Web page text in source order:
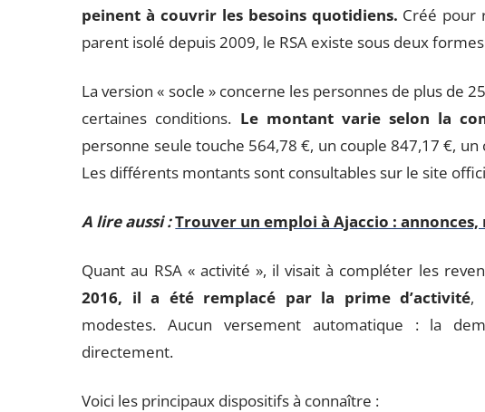
peinent à couvrir les besoins quotidiens. Créé pour
parent isolé depuis 2009, le RSA existe sous deux
La version « socle » concerne les personnes de plus de
certaines conditions. Le montant varie selon la
personne seule touche 564,78 €, un couple 847,17 €,
Les différents montants sont consultables sur le site
A lire aussi :Trouver un emploi à Ajaccio :
Quant au RSA « activité », il visait à compléter les
2016, il a été remplacé par la prime d’activité,
modestes. Aucun versement automatique : la
directement.
Voici les principaux dispositifs à connaître :